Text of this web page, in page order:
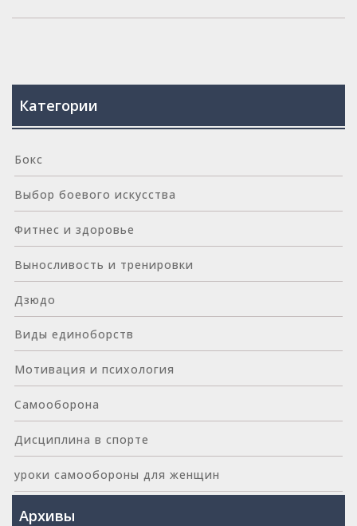
Категории
Бокс
Выбор боевого искусства
Фитнес и здоровье
Выносливость и тренировки
Дзюдо
Виды единоборств
Мотивация и психология
Самооборона
Дисциплина в спорте
уроки самообороны для женщин
Архивы